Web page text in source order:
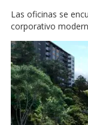
Las oficinas se
corporativo